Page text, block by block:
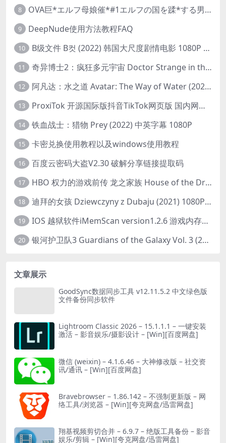
8 OVA巨*エルフ母娘催*#1エルフの国を蹂*する男。汚された女王と姫
9 DeepNude使用方法教程FAQ
10 B级文件 B컷 (2022) 韩国大尺度剧情电影 1080P 中字
11 奇异博士2：疯狂多元宇宙 Doctor Strange in the Multiverse of Madness (2022) 高清版1080p
12 阿凡达：水之道 Avatar: The Way of Water (2022) 1080p 2k 4k 中文字幕
13 ProxiTok 开源国际版抖音TikTok网页版 国内网络直连
14 铁血战士：猎物 Prey (2022) 中英字幕 1080P
15 卡密兑换使用教程以及windows使用教程
16 百度云密码大盗V2.30 破解分享链接提取码
17 HBO 权力的游戏前传 龙之家族 House of the Dragon (2022) 中字 1080P 更新4集
18 迪拜的女孩 Dziewczyny z Dubaju (2021) 1080P 中字
19 IOS 越狱软件iMemScan version1.2.6 游戏内存修改器
20 银河护卫队3 Guardians of the Galaxy Vol. 3 (2023)4K高清资源1080p只分享精品
文章展示
GoodSync数据同步工具 v12.11.5.2 中文绿色版
文件备份同步软件
Lightroom Classic 2026 – 15.1.1.1 – 一键安装
激活 – 影音娱乐/摄影设计 – [Win][百度网盘]
微信 (weixin) – 4.1.6.46 – 大神修改版 – 社交资
讯/通讯 – [Win][百度网盘]
Bravebrowser – 1.86.142 – 不强制更新版 – 网
络工具/浏览器 – [Win][夸克网盘/迅雷网盘]
翔基视频剪切合并 – 6.9.7 – 绝版工具备份 – 影音
娱乐/剪辑 – [Win][夸克网盘/迅雷网盘]